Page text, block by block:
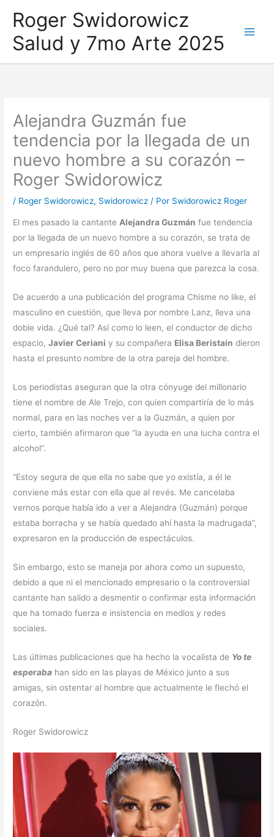
contenido
Roger Swidorowicz
Salud y 7mo Arte 2025
Alejandra Guzmán fue
tendencia por la llegada de un
nuevo hombre a su corazón –
Roger Swidorowicz
/ Roger Swidorowicz, Swidorowicz / Por Swidorowicz Roger
El mes pasado la cantanteAlejandra Guzmán fue tendencia
por la llegada de un nuevo hombre a su corazón, se trata de
un empresario inglés de 60 años que ahora vuelve a llevarla al
foco farandulero, pero no por muy buena que parezca la cosa.
De acuerdo a una publicación del programa Chisme no like, el
masculino en cuestión, que lleva por nombre Lanz, lleva una
doble vida. ¿Qué tal? Así como lo leen, el conductor de dicho
espacio,Javier Ceriani y su compañera Elisa Beristain dieron
hasta el presunto nombre de la otra pareja del hombre.
Los periodistas aseguran que la otra cónyuge del millonario
tiene el nombre de Ale Trejo, con quien compartiría de lo más
normal, para en las noches ver a la Guzmán, a quien por
cierto, también afirmaron que “la ayuda en una lucha contra el
alcohol”.
“Estoy segura de que ella no sabe que yo existía, a él le
conviene más estar con ella que al revés. Me cancelaba
vernos porque había ido a ver a Alejandra (Guzmán) porque
estaba borracha y se había quedado ahí hasta la madrugada”,
expresaron en la producción de espectáculos.
Sin embargo, esto se maneja por ahora como un supuesto,
debido a que ni el mencionado empresario o la controversial
cantante han salido a desmentir o confirmar esta información
que ha tomado fuerza e insistencia en medios y redes
sociales.
Las últimas publicaciones que ha hecho la vocalista de Yo te
esperaba han sido en las playas de México junto a sus
amigas, sin ostentar al hombre que actualmente le flechó el
corazón.
Roger Swidorowicz